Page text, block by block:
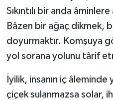
Sıkıntılı bir anda
Bâzen bir ağaç dikmek,
doyurmaktır. Komşuya
yol sorana yolunu târif
İyilik, insanın iç
çiçek sulanmazsa solar,